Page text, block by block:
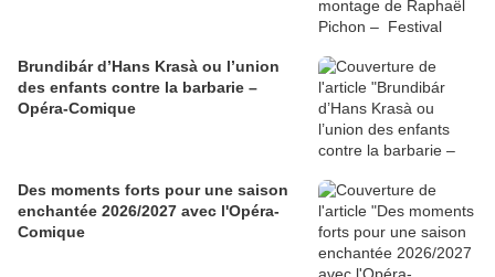
Brundibár d’Hans Krasà ou l’union
des enfants contre la barbarie –
Opéra-Comique
Des moments forts pour une saison
enchantée 2026/2027 avec l'Opéra-
Comique